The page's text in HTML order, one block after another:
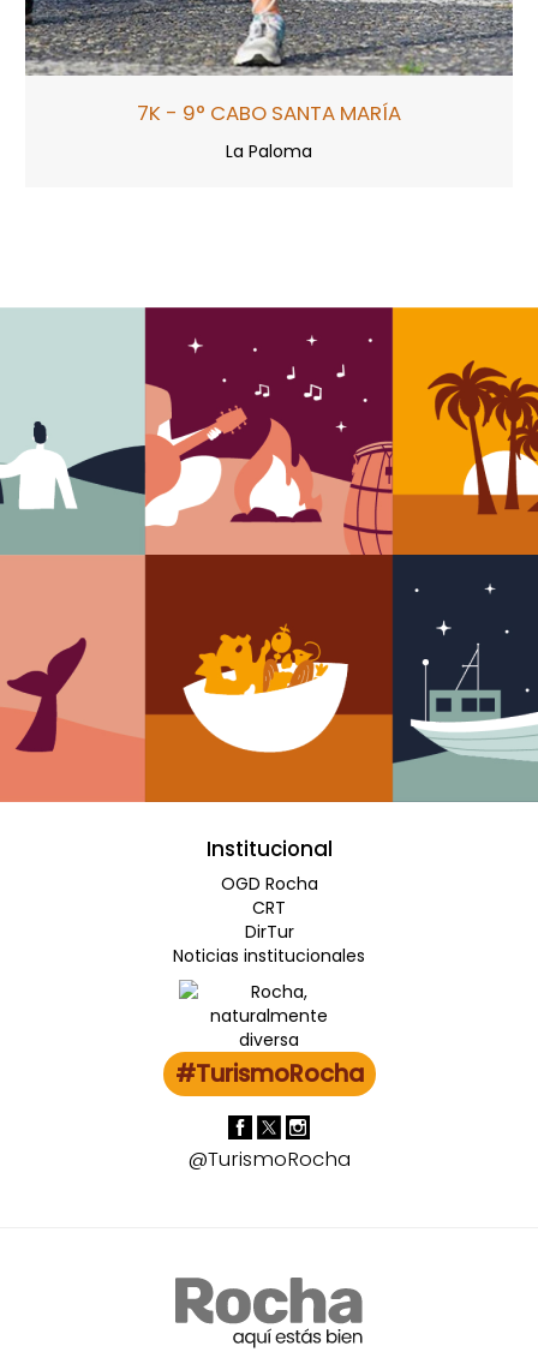
7K - 9° CABO SANTA MARÍA
La Paloma
Institucional
OGD Rocha
CRT
DirTur
Noticias institucionales
#TurismoRocha
@TurismoRocha